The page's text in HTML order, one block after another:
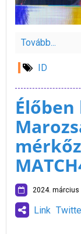
Tovább...
ID
2024. március
Link